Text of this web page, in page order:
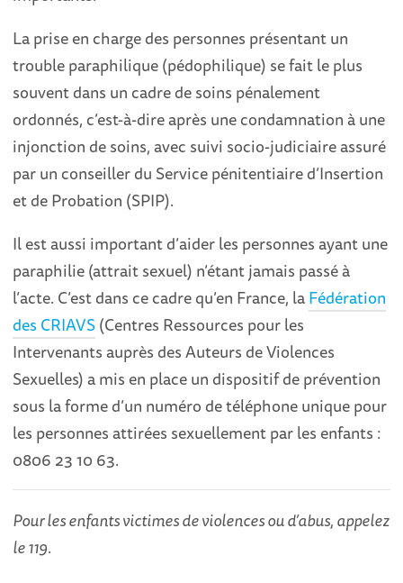
La prise en charge des personnes présentant un
trouble paraphilique (pédophilique) se fait le plus
souvent dans un cadre de soins pénalement
ordonnés, c’est-à-dire après une condamnation à une
injonction de soins, avec suivi socio-judiciaire assuré
par un conseiller du Service pénitentiaire d’Insertion
et de Probation (SPIP).
Il est aussi important d’aider les personnes ayant une
paraphilie (attrait sexuel) n’étant jamais passé à
l’acte. C’est dans ce cadre qu’en France, laFédération
des CRIAVS(Centres Ressources pour les
Intervenants auprès des Auteurs de Violences
Sexuelles) a mis en place un dispositif de prévention
sous la forme d’un numéro de téléphone unique pour
les personnes attirées sexuellement par les enfants :
0806 23 10 63.
Pour les enfants victimes de violences ou d’abus, appelez
le 119.